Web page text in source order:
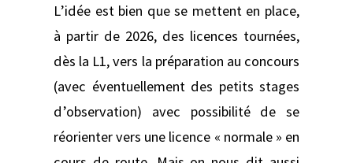
L’idée est bien que se mettent en place,
à partir de 2026, des licences tournées,
dès la L1, vers la préparation au concours
(avec éventuellement des petits stages
d’observation) avec possibilité de se
réorienter vers une licence « normale » en